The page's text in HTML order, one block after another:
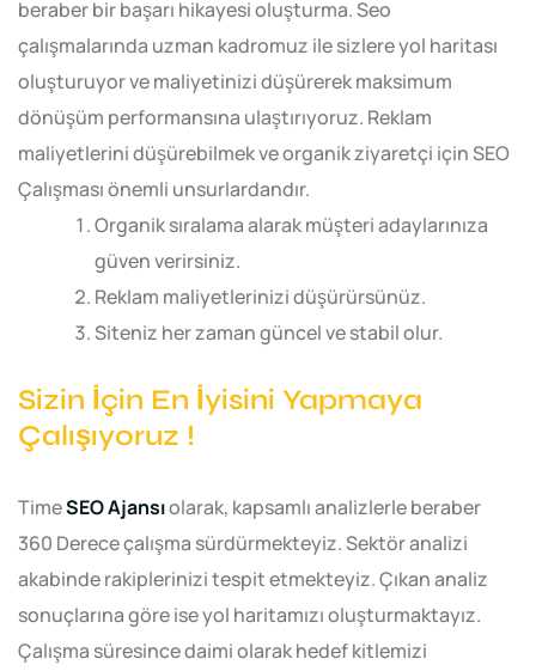
beraber bir başarı hikayesi oluşturma. Seo
çalışmalarında uzman kadromuz ile sizlere yol haritası
oluşturuyor ve maliyetinizi düşürerek maksimum
dönüşüm performansına ulaştırıyoruz. Reklam
maliyetlerini düşürebilmek ve organik ziyaretçi için SEO
Çalışması önemli unsurlardandır.
Organik sıralama alarak müşteri adaylarınıza
güven verirsiniz.
Reklam maliyetlerinizi düşürürsünüz.
Siteniz her zaman güncel ve stabil olur.
Sizin İçin En İyisini Yapmaya
Çalışıyoruz !
TimeSEO Ajansıolarak, kapsamlı analizlerle beraber
360 Derece çalışma sürdürmekteyiz. Sektör analizi
akabinde rakiplerinizi tespit etmekteyiz. Çıkan analiz
sonuçlarına göre ise yol haritamızı oluşturmaktayız.
Çalışma süresince daimi olarak hedef kitlemizi